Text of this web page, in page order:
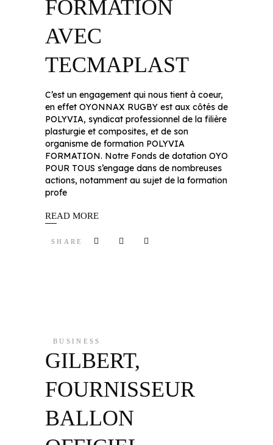
FORMATION
AVEC
TECMAPLAST
C’est un engagement qui nous tient à coeur,
en effet OYONNAX RUGBY est aux côtés de
POLYVIA, syndicat professionnel de la filière
plasturgie et composites, et de son
organisme de formation POLYVIA
FORMATION. Notre Fonds de dotation OYO
POUR TOUS s’engage dans de nombreuses
actions, notamment au sujet de la formation
profe
READ MORE
SHARE
BUSINESS
GILBERT,
FOURNISSEUR
BALLON